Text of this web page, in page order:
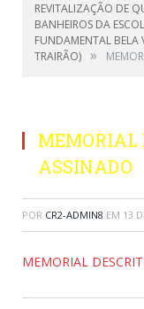
REVITALIZAÇÃO DE
BANHEIROS DA
FUNDAMENTAL BELA
TRAIRÃO) »
MEMORIAL
ASSINADO
POR CR2-ADMIN8 EM 13
MEMORIAL